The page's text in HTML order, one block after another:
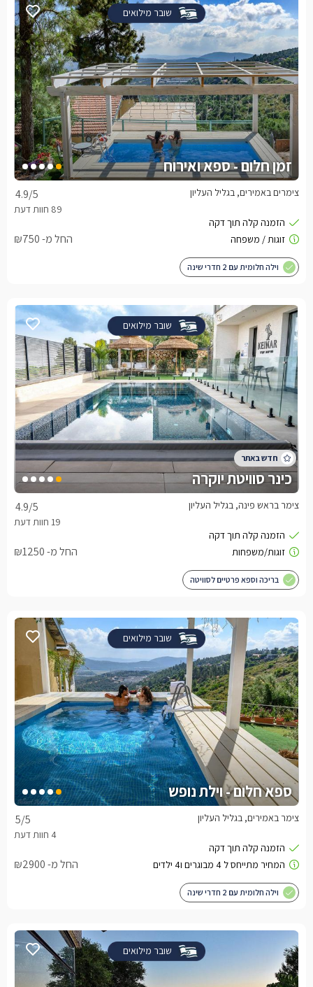
שובר מילואים
זמן חלום - ספא ואירוח
4.9/5 צימרים באמירים, בגליל העליון
החל מ- ₪750
וילה חלומית עם 2 חדרי שינה
שובר מילואים
כינר סוויטת יוקרה
4.9/5 צימר בראש פינה, בגליל העליון
החל מ- ₪1250
בריכה וספא פרטיים לסוויטה
שובר מילואים
ספא חלום - וילת נופש
5/5 צימר באמירים, בגליל העליון
החל מ- ₪2900
וילה חלומית עם 2 חדרי שינה
שובר מילואים